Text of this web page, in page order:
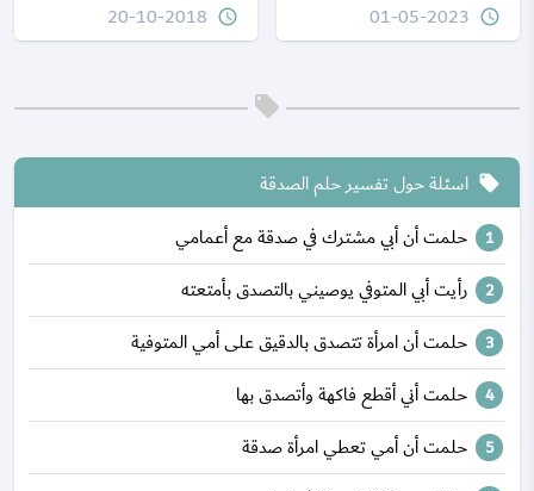
query_builder
01-05-2023
query_builder
20-10-2018
local_offer اسئلة حول تفسير حلم الصدقة
حلمت أن أبي مشترك في صدقة مع أعمامي
رأيت أبي المتوفي يوصيني بالتصدق بأمتعته
حلمت أن امرأة تتصدق بالدقيق على أمي المتوفية
حلمت أني أقطع فاكهة وأتصدق بها
حلمت أن أمي تعطي امرأة صدقة